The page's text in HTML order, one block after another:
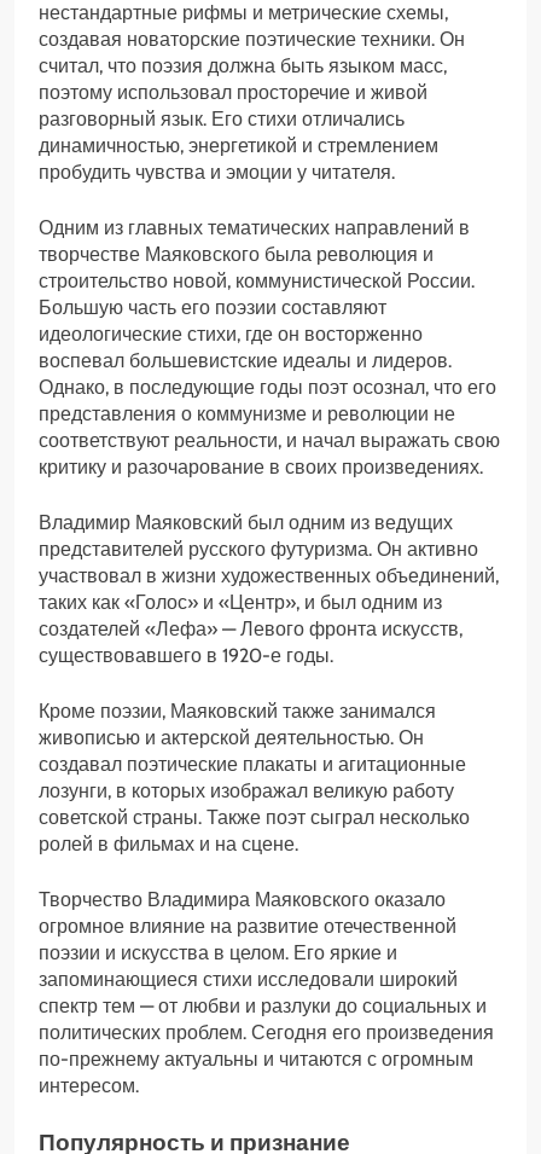
нестандартные рифмы и метрические схемы,
создавая новаторские поэтические техники. Он
считал, что поэзия должна быть языком масс,
поэтому использовал просторечие и живой
разговорный язык. Его стихи отличались
динамичностью, энергетикой и стремлением
пробудить чувства и эмоции у читателя.
Одним из главных тематических направлений в
творчестве Маяковского была революция и
строительство новой, коммунистической России.
Большую часть его поэзии составляют
идеологические стихи, где он восторженно
воспевал большевистские идеалы и лидеров.
Однако, в последующие годы поэт осознал, что его
представления о коммунизме и революции не
соответствуют реальности, и начал выражать свою
критику и разочарование в своих произведениях.
Владимир Маяковский был одним из ведущих
представителей русского футуризма. Он активно
участвовал в жизни художественных объединений,
таких как «Голос» и «Центр», и был одним из
создателей «Лефа» — Левого фронта искусств,
существовавшего в 1920-е годы.
Кроме поэзии, Маяковский также занимался
живописью и актерской деятельностью. Он
создавал поэтические плакаты и агитационные
лозунги, в которых изображал великую работу
советской страны. Также поэт сыграл несколько
ролей в фильмах и на сцене.
Творчество Владимира Маяковского оказало
огромное влияние на развитие отечественной
поэзии и искусства в целом. Его яркие и
запоминающиеся стихи исследовали широкий
спектр тем — от любви и разлуки до социальных и
политических проблем. Сегодня его произведения
по-прежнему актуальны и читаются с огромным
интересом.
Популярность и признание